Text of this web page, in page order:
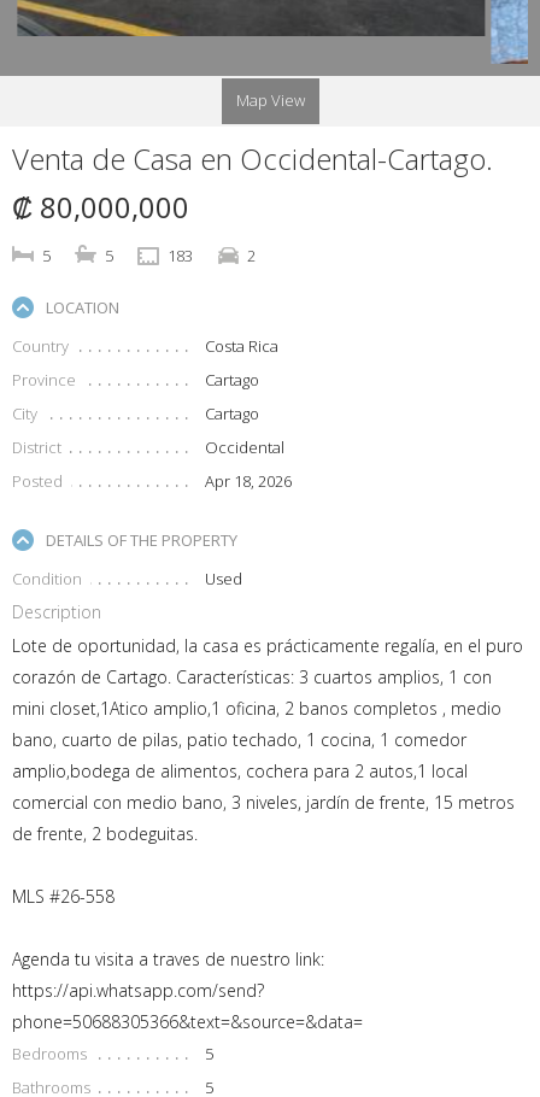
Map View
Venta de Casa en Occidental-Cartago.
₡ 80,000,000
5 5 183 2
LOCATION
Country
Costa Rica
Province
Cartago
City
Cartago
District
Occidental
Posted
Apr 18, 2026
DETAILS OF THE PROPERTY
Condition
Used
Description
Lote de oportunidad, la casa es prácticamente regalía, en el puro
corazón de Cartago. Características: 3 cuartos amplios, 1 con
mini closet,1Atico amplio,1 oficina, 2 banos completos , medio
bano, cuarto de pilas, patio techado, 1 cocina, 1 comedor
amplio,bodega de alimentos, cochera para 2 autos,1 local
comercial con medio bano, 3 niveles, jardín de frente, 15 metros
de frente, 2 bodeguitas.
MLS #26-558
Agenda tu visita a traves de nuestro link:
https://api.whatsapp.com/send?
phone=50688305366&text=&source=&data=
Bedrooms
5
Bathrooms
5